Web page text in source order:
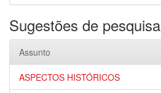
Sugestões de pesquisa
Assunto
ASPECTOS HISTÓRICOS